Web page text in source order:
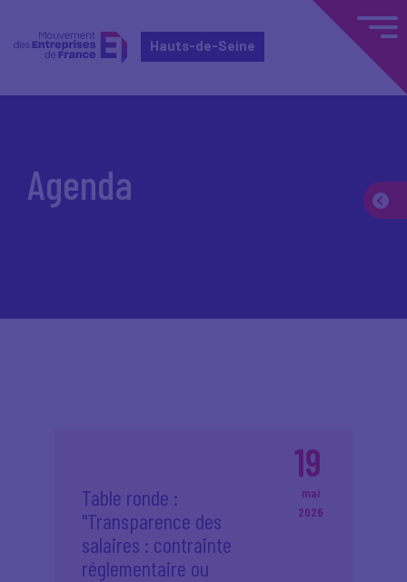
Hauts-de-Seine
Agenda
19
mai
2026
Table ronde :
"Transparence des
salaires : contrainte
réglementaire ou